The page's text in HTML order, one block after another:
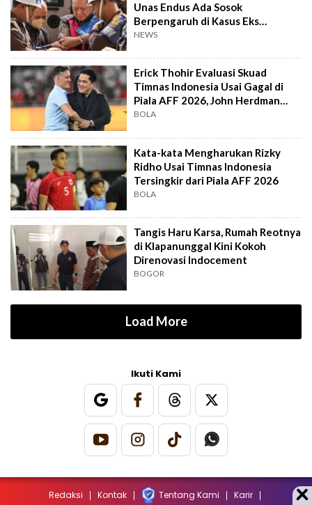
Unas Endus Ada Sosok
Berpengaruh di Kasus Eks
Jampidsus
NEWS
Erick Thohir Evaluasi Skuad
Timnas Indonesia Usai Gagal di
Piala AFF 2026, John Herdman
Out?
BOLA
Kata-kata Mengharukan Rizky
Ridho Usai Timnas Indonesia
Tersingkir dari Piala AFF 2026
BOLA
Tangis Haru Karsa, Rumah Reotnya
di Klapanunggal Kini Kokoh
Direnovasi Indocement
BOGOR
Load More
Ikuti Kami
Redaksi Kontak Tentang Kami Karir